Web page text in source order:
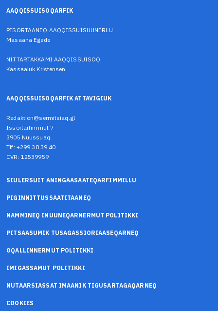
AAQQISSUISOQARFIK
PISORTAANEQ AAQQISSUISUUNERLU
Masaana Egede
NITTARTAKKAMI AAQQISSUISOQ
Kassaaluk Kristensen
AAQQISSUISOQARFIK ATTAVIGIUK
Redaktion@sermitsiaq.gl
Issortarfimmut 7
3905 Nuussuaq
Tlf: +299 38 39 40
CVR: 12539959
SIULERSUIT ANINGAASAATEQARFIMMILLU
PIGINNITTUSSAATITAANEQ
NAMMINEQ INUUNEQARNERMUT POLITIKKI
PITSAASUMIK TUSAGASSIORIAASEQARNEQ
OQALLINNERMUT POLITIKKI
IMIGASSAMUT POLITIKKI
NUTAARSIASSAT IMAANIK TIGUSARTAGAQARNEQ
COOKIES